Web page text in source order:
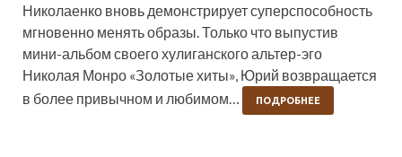
Николаенко вновь демонстрирует суперспособность
мгновенно менять образы. Только что выпустив
мини-альбом своего хулиганского альтер-эго
Николая Монро «Золотые хиты», Юрий возвращается
в более привычном и любимом…
ПОДРОБНЕЕ